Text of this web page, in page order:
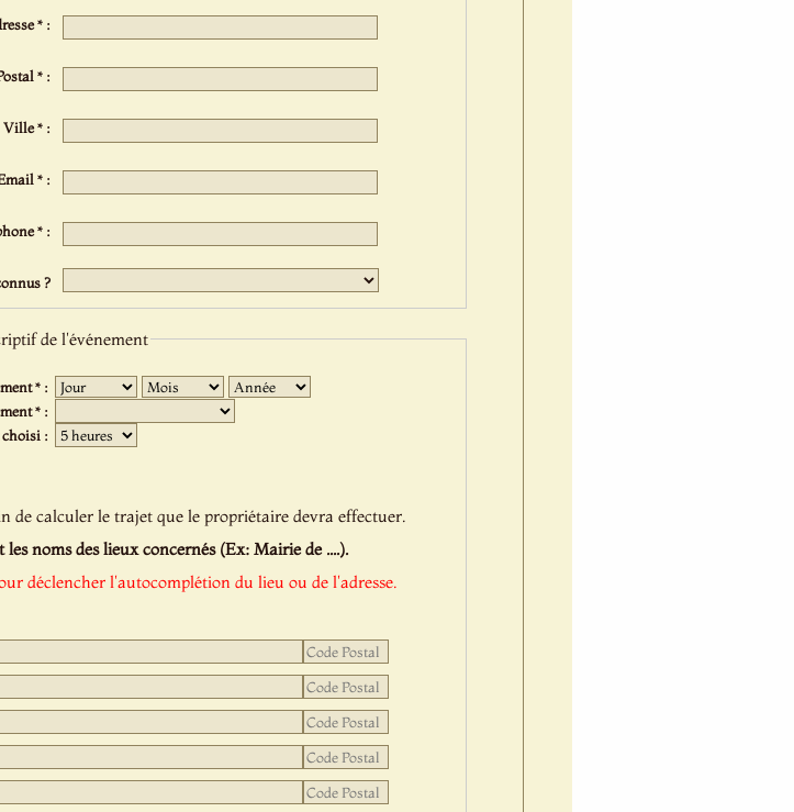
* :
* :
Ville * :
* :
* :
?
de l'événement
* : Jour
* :
:
de calculer le trajet que le propriétaire devra effectuer.
noms des lieux concernés (Ex: Mairie de ....).
déclencher l'autocomplétion du lieu ou de l'adresse.